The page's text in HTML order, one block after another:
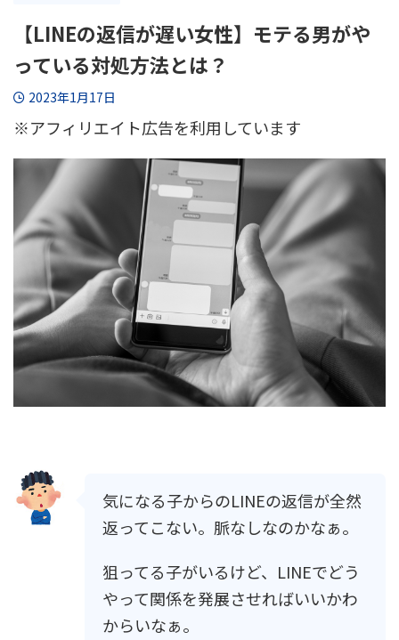
【LINEの返信が遅い女性】モテる男がや
っている対処方法とは？
2023年1月17日
※アフィリエイト広告を利用しています
気になる子からのLINEの返信が全然
返ってこない。脈なしなのかなぁ。
狙ってる子がいるけど、LINEでどう
やって関係を発展させればいいかわ
からいなぁ。